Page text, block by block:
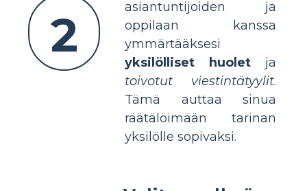
2
asiantuntijoiden ja
oppilaan kanssa
ymmärtääksesi
yksilölliset huolet ja
toivotut viestintätyylit.
Tämä auttaa sinua
räätälöimään tarinan
yksilölle sopivaksi.